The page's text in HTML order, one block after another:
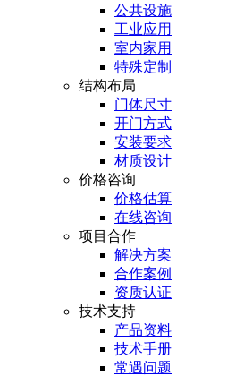
公共设施
工业应用
室内家用
特殊定制
结构布局
门体尺寸
开门方式
安装要求
材质设计
价格咨询
价格估算
在线咨询
项目合作
解决方案
合作案例
资质认证
技术支持
产品资料
技术手册
常遇问题